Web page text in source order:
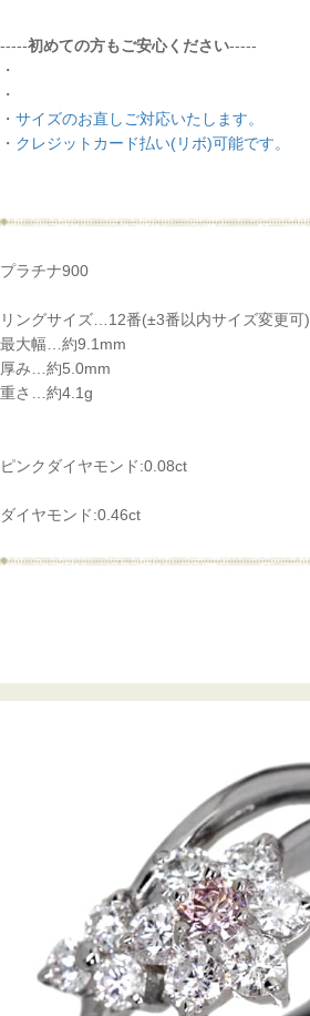
-----初めての方もご安心ください-----
・
・
・ サイズのお直しご対応いたします。
・ クレジットカード払い(リボ)可能です。
プラチナ900
リングサイズ…12番(±3番以内サイズ変更可)
最大幅…約9.1mm
厚み…約5.0mm
重さ…約4.1g
ピンクダイヤモンド:0.08ct
ダイヤモンド:0.46ct